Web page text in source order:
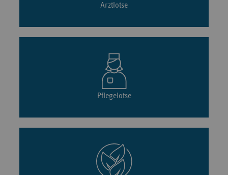
Arztlotse
Pflegelotse